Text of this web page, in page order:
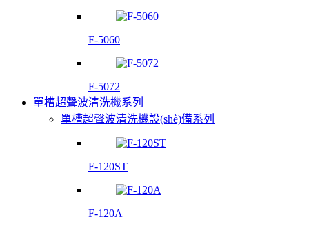
F-5060
F-5072
單槽超聲波清洗機系列
單槽超聲波清洗機設(shè)備系列
F-120ST
F-120A